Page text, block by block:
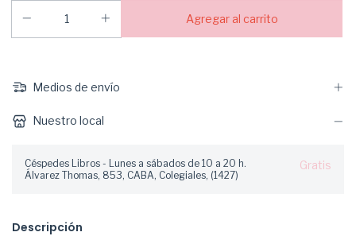
Medios de envío
Nuestro local
Céspedes Libros - Lunes a sábados de 10 a 20 h.
Álvarez Thomas, 853, CABA, Colegiales, (1427)
Gratis
Descripción